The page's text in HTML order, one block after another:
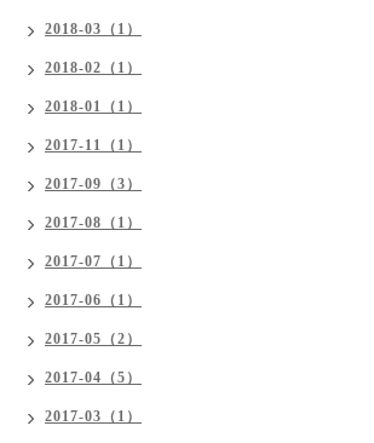
2018-03（1）
2018-02（1）
2018-01（1）
2017-11（1）
2017-09（3）
2017-08（1）
2017-07（1）
2017-06（1）
2017-05（2）
2017-04（5）
2017-03（1）